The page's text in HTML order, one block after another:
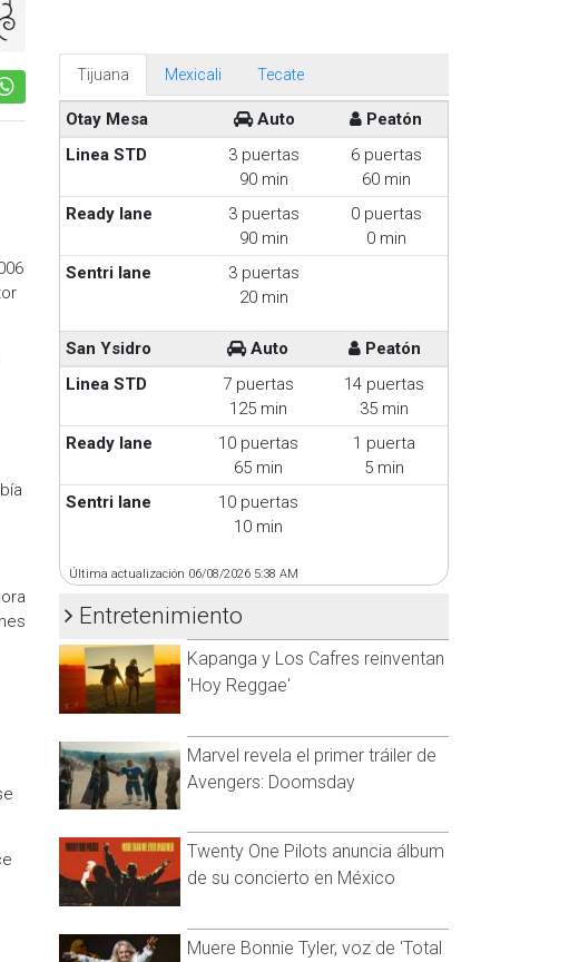
Tijuana Mexicali Tecate
Otay Mesa Auto
Peatón
Linea STD
3 puertas
90 min
6 puertas
60 min
Ready lane
3 puertas
90 min
0 puertas
0 min
Sentri lane
3 puertas
20 min
San Ysidro Auto
Peatón
Linea STD
7 puertas
125 min
14 puertas
35 min
Ready lane
10 puertas
65 min
1 puerta
5 min
Sentri lane
10 puertas
10 min
Última actualización 06/08/2026 5:38 AM
Entretenimiento
Kapanga y Los Cafres reinventan
'Hoy Reggae'
Marvel revela el primer tráiler de
Avengers: Doomsday
Twenty One Pilots anuncia álbum
de su concierto en México
Muere Bonnie Tyler, voz de 'Total